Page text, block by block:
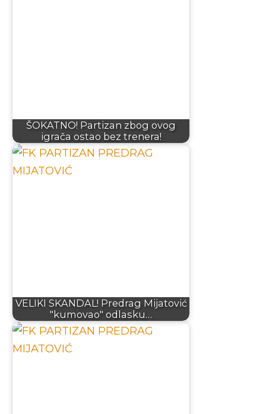
ŠOKATNO! Partizan zbog ovog
igrača ostao bez trenera!
VELIKI SKANDAL! Predrag Mijatović
"kumovao" odlasku…